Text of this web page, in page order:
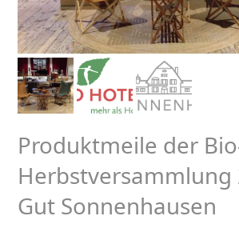
Produktmeile der
Herbstversammlung
Gut Sonnenhausen